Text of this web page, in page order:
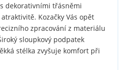
dekorativními třásněmi
Kozačky Vás opět
zpracování z materiálu
sloupkový podpatek
stélka zvyšuje komfort při